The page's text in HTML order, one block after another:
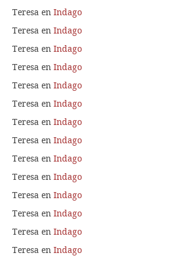
Teresa en Indago
Teresa en Indago
Teresa en Indago
Teresa en Indago
Teresa en Indago
Teresa en Indago
Teresa en Indago
Teresa en Indago
Teresa en Indago
Teresa en Indago
Teresa en Indago
Teresa en Indago
Teresa en Indago
Teresa en Indago